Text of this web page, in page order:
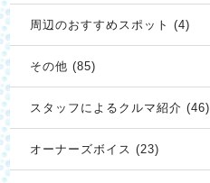
周辺のおすすめスポット (4)
その他 (85)
スタッフによるクルマ紹介 (46)
オーナーズボイス (23)